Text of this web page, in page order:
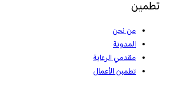
تطمين
من نحن
المدونة
مقدمي الرعاية
تطمين الأعمال